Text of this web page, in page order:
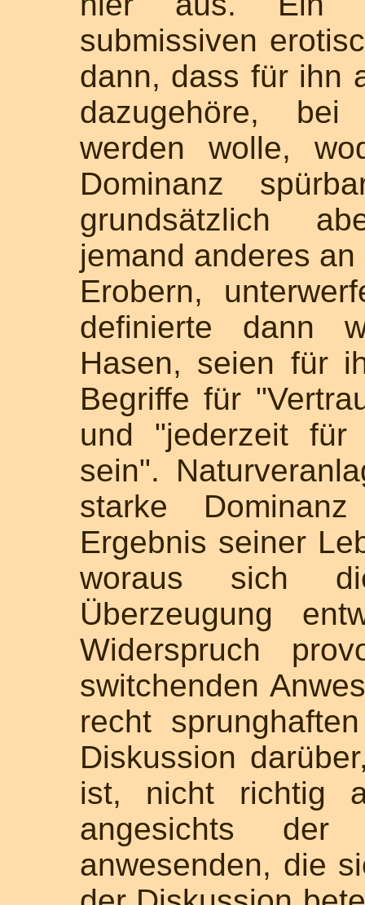
submissiven
dann, dass für ihn
dazugehöre,
werden wolle,
Dominanz
grundsätzlich
jemand anderes
Erobern,
definierte dann
Hasen, seien für
Begriffe für
und "jederzeit
sein".
starke
Ergebnis seiner
woraus sich
Überzeugung
Widerspruch
switchenden
recht
Diskussion
ist, nicht richtig
angesichts
anwesenden, die